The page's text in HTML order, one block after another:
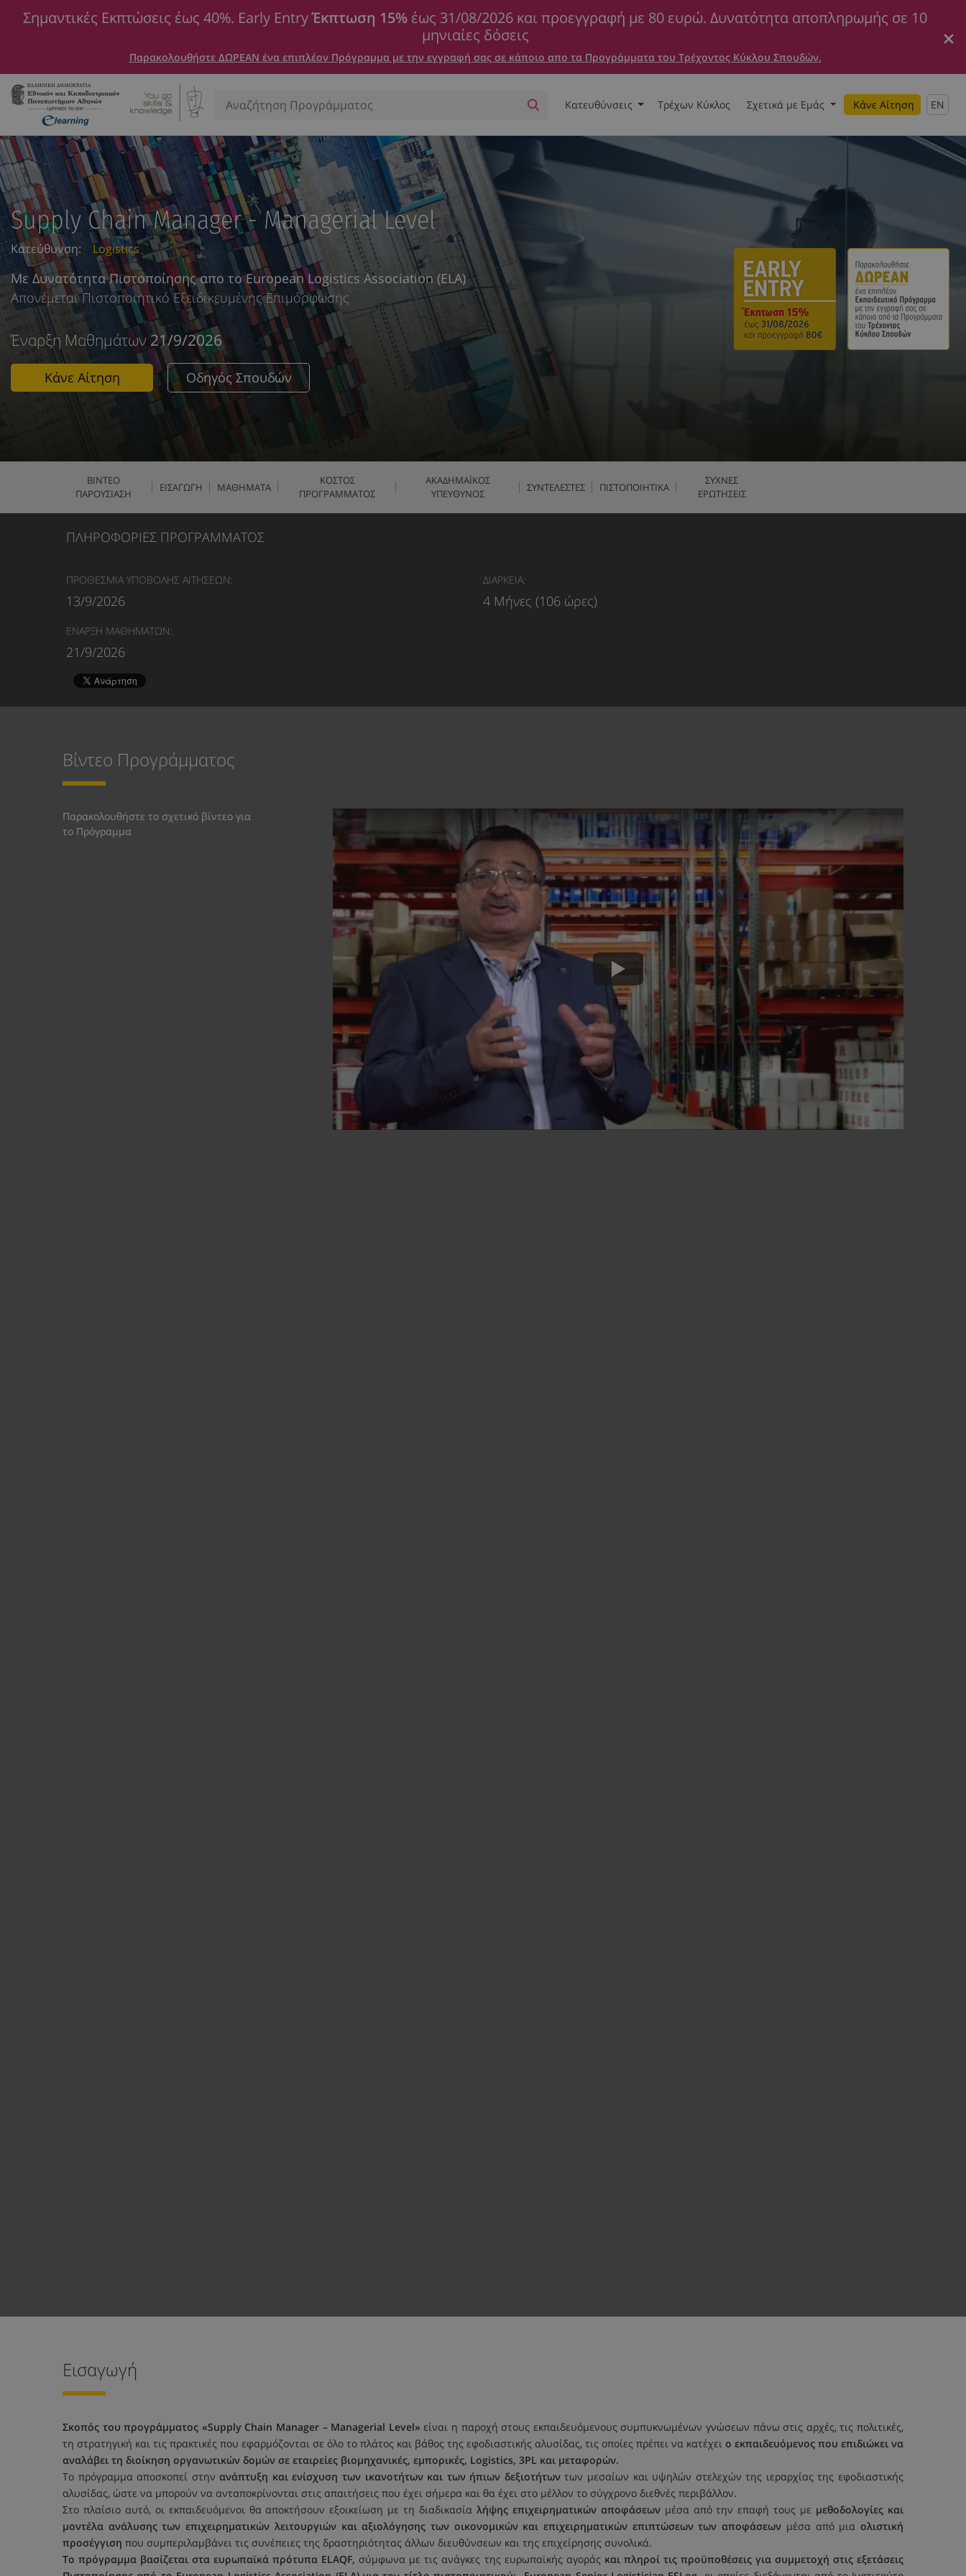
Σημαντικές Εκπτώσεις έως 40%. Early EntryΈκπτωση 15% έως 31/08/2026 και προεγγραφή με 80 ευρώ. Δυνατότητα αποπληρωμής σε 10
μηνιαίες δόσεις
Παρακολουθήστε ΔΩΡΕΑΝ ένα επιπλέον Πρόγραμμα με την εγγραφή σας σε κάποιο απο τα Προγράμματα του Τρέχοντος Κύκλου Σπουδών.
Αναζήτηση:
Κατευθύνσεις Τρέχων Κύκλος Σχετικά με Εμάς Κάνε Αίτηση EN
Supply Chain Manager - Managerial Level
Κατεύθυνση: Logistics
Με Δυνατότητα Πιστοποίησης απο το European Logistics Association (ELA)
Απονέμεται Πιστοποιητικό Εξειδικευμένης Επιμόρφωσης
Έναρξη Μαθημάτων 21/9/2026
Κάνε Αίτηση Οδηγός Σπουδών
ΒΙΝΤΕΟ
ΠΑΡΟΥΣΙΑΣΗ
ΕΙΣΑΓΩΓΗ ΜΑΘΗΜΑΤΑ
ΚΟΣΤΟΣ
ΠΡΟΓΡΑΜΜΑΤΟΣ
ΑΚΑΔΗΜΑΪΚΟΣ
ΥΠΕΥΘΥΝΟΣ
ΣΥΝΤΕΛΕΣΤΕΣ ΠΙΣΤΟΠΟΙΗΤΙΚΑ
ΣΥΧΝΕΣ
ΕΡΩΤΗΣΕΙΣ
ΠΛΗΡΟΦΟΡΙΕΣ ΠΡΟΓΡΑΜΜΑΤΟΣ
ΠΡΟΘΕΣΜΙΑ ΥΠΟΒΟΛΗΣ ΑΙΤΗΣΕΩΝ:
13/9/2026
ΕΝΑΡΞΗ ΜΑΘΗΜΑΤΩΝ:
21/9/2026
ΔΙΑΡΚΕΙΑ:
4 Μήνες (106 ώρες)
Βίντεο Προγράμματος
Παρακολουθήστε το σχετικό βίντεο για
το Πρόγραμμα
Εισαγωγή
Σκοπός του προγράμματος «Supply Chain Manager – Managerial Level» είναι η παροχή στους εκπαιδευόμενους συμπυκνωμένων γνώσεων πάνω στις αρχές, τις πολιτικές,
τη στρατηγική και τις πρακτικές που εφαρμόζονται σε όλο το πλάτος και βάθος της εφοδιαστικής αλυσίδας, τις οποίες πρέπει να κατέχει ο εκπαιδευόμενος που επιδιώκει να
αναλάβει τη διοίκηση οργανωτικών δομών σε εταιρείες βιομηχανικές, εμπορικές, Logistics, 3PL και μεταφορών.
Το πρόγραμμα αποσκοπεί στηνανάπτυξη και ενίσχυση των ικανοτήτων και των ήπιων δεξιοτήτωντων μεσαίων και υψηλών στελεχών της ιεραρχίας της εφοδιαστικής
αλυσίδας, ώστε να μπορούν να ανταποκρίνονται στις απαιτήσεις που έχει σήμερα και θα έχει στο μέλλον το σύγχρονο διεθνές περιβάλλον.
Στο πλαίσιο αυτό, οι εκπαιδευόμενοι θα αποκτήσουν εξοικείωση με τη διαδικασία λήψης επιχειρηματικών αποφάσεων μέσα από την επαφή τους με μεθοδολογίες και
μοντέλα ανάλυσης των επιχειρηματικών λειτουργιών και αξιολόγησης των οικονομικών και επιχειρηματικών επιπτώσεων των αποφάσεων μέσα από μιαολιστική
προσέγγιση που συμπεριλαμβάνει τις συνέπειες της δραστηριότητας άλλων διευθύνσεων και της επιχείρησης συνολικά.
Το πρόγραμμα βασίζεται στα ευρωπαϊκά πρότυπα ELAQF, σύμφωνα με τις ανάγκες της ευρωπαϊκής αγοράς και πληροί τις προϋποθέσεις για συμμετοχή στις εξετάσεις